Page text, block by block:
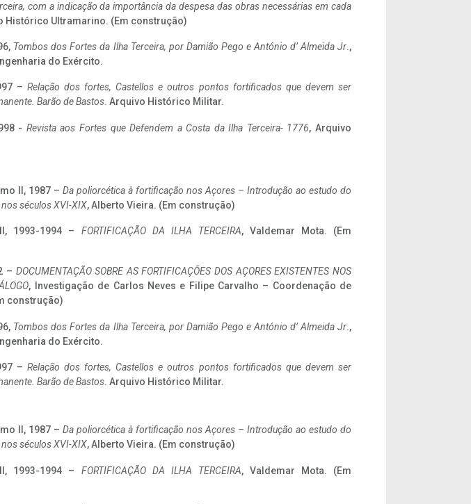
com a indicação da importância da despesa das obras necessárias em cada
Histórico Ultramarino. (Em construção)
Tombos dos Fortes da Ilha Terceira, por Damião Pego e António d’ Almeida Jr.,
do Exército.
– Relação dos fortes, Castellos e outros pontos fortificados que devem ser
Barão de Bastos. Arquivo Histórico Militar.
- Revista aos Fortes que Defendem a Costa da Ilha Terceira- 1776, Arquivo
II, 1987 – Da poliorcética à fortificação nos Açores – Introdução ao estudo do
séculos XVI-XIX, Alberto Vieira. (Em construção)
1993-1994 – FORTIFICAÇÃO DA ILHA TERCEIRA, Valdemar Mota. (Em
– DOCUMENTAÇÃO SOBRE AS FORTIFICAÇÕES DOS AÇORES EXISTENTES NOS
, Investigação de Carlos Neves e Filipe Carvalho – Coordenação de
construção)
Tombos dos Fortes da Ilha Terceira, por Damião Pego e António d’ Almeida Jr.,
do Exército.
– Relação dos fortes, Castellos e outros pontos fortificados que devem ser
Barão de Bastos. Arquivo Histórico Militar.
II, 1987 – Da poliorcética à fortificação nos Açores – Introdução ao estudo do
séculos XVI-XIX, Alberto Vieira. (Em construção)
1993-1994 – FORTIFICAÇÃO DA ILHA TERCEIRA, Valdemar Mota. (Em